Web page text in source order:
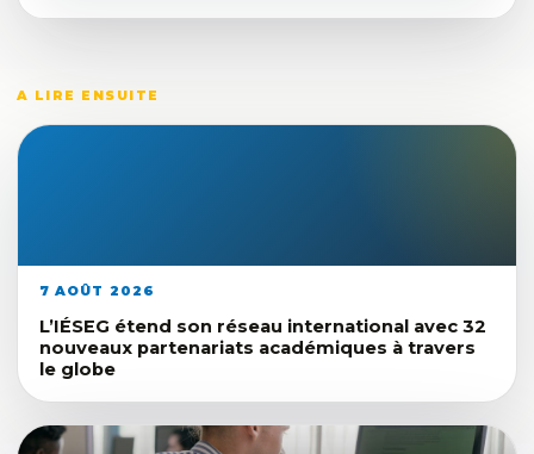
A LIRE ENSUITE
7 AOÛT 2026
L’IÉSEG étend son réseau international avec 32
nouveaux partenariats académiques à travers
le globe